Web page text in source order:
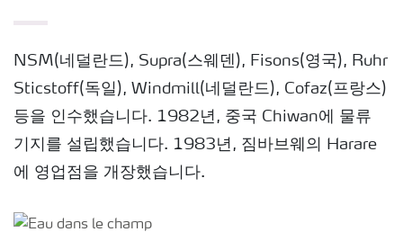
NSM(네덜란드), Supra(스웨덴), Fisons(영국), Ruhr
Sticstoff(독일), Windmill(네덜란드), Cofaz(프랑스)
등을 인수했습니다. 1982년, 중국 Chiwan에 물류
기지를 설립했습니다. 1983년, 짐바브웨의 Harare
에 영업점을 개장했습니다.